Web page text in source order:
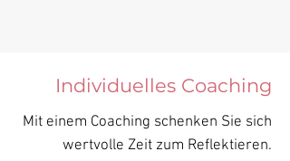
Individuelles Coaching
Mit einem Coaching schenken Sie sich
wertvolle Zeit zum Reflektieren.